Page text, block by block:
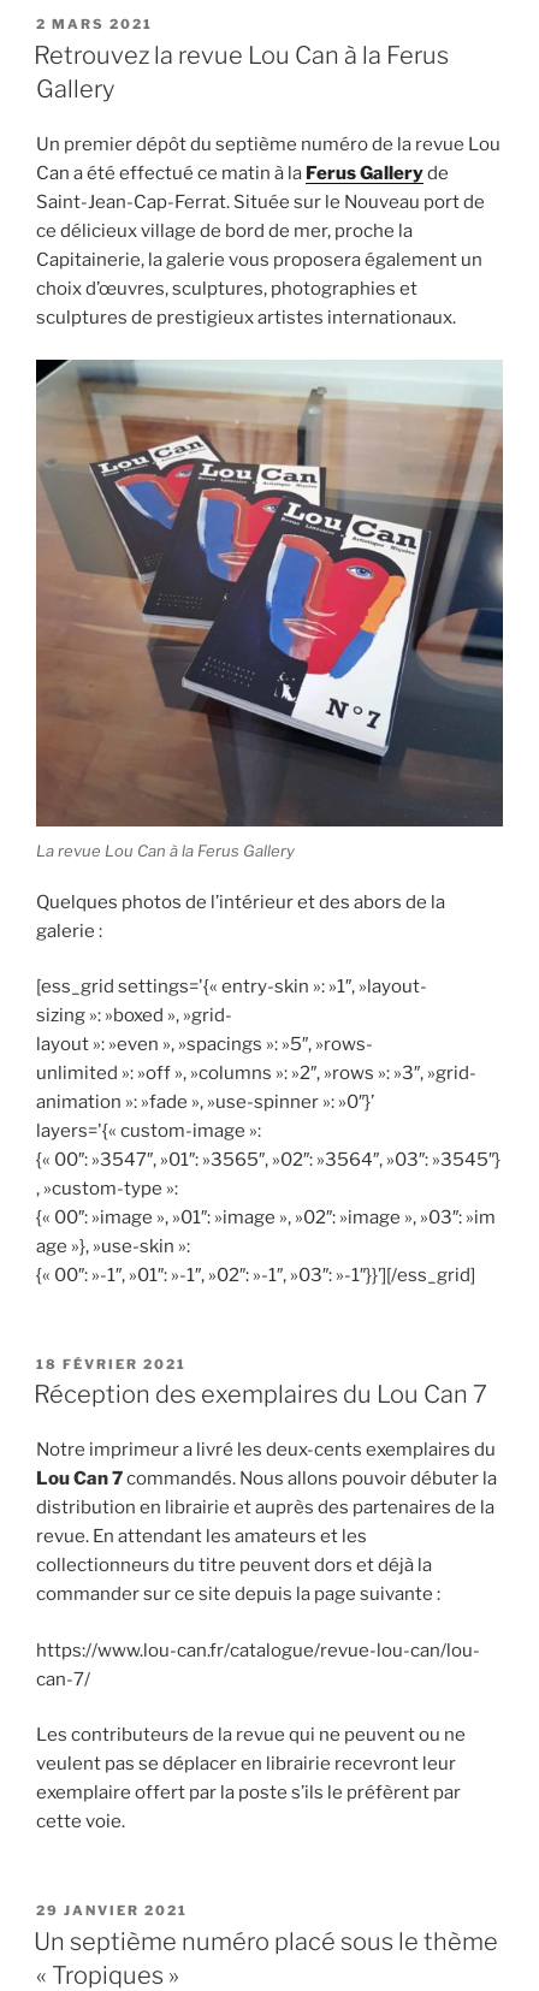
PUBLIÉ
LE
2 MARS 2021
Retrouvez la revue Lou Can à la Ferus
Gallery
Un premier dépôt du septième numéro de la revue Lou
Can a été effectué ce matin à la Ferus Galleryde
Saint-Jean-Cap-Ferrat. Située sur le Nouveau port de
ce délicieux village de bord de mer, proche la
Capitainerie, la galerie vous proposera également un
choix d’œuvres, sculptures, photographies et
sculptures de prestigieux artistes internationaux.
La revue Lou Can à la Ferus Gallery
Quelques photos de l’intérieur et des abors de la
galerie :
[ess_grid settings='{« entry-skin »: »1″, »layout-
sizing »: »boxed », »grid-
layout »: »even », »spacings »: »5″, »rows-
unlimited »: »off », »columns »: »2″, »rows »: »3″, »grid-
animation »: »fade », »use-spinner »: »0″}’
layers='{« custom-image »:
{« 00″: »3547″, »01″: »3565″, »02″: »3564″, »03″: »3545″}
, »custom-type »:
{« 00″: »image », »01″: »image », »02″: »image », »03″: »im
age »}, »use-skin »:
{« 00″: »-1″, »01″: »-1″, »02″: »-1″, »03″: »-1″}}’][/ess_grid]
PUBLIÉ
LE
18 FÉVRIER 2021
Réception des exemplaires du Lou Can 7
Notre imprimeur a livré les deux-cents exemplaires du
Lou Can 7commandés. Nous allons pouvoir débuter la
distribution en librairie et auprès des partenaires de la
revue. En attendant les amateurs et les
collectionneurs du titre peuvent dors et déjà la
commander sur ce site depuis la page suivante :
https://www.lou-can.fr/catalogue/revue-lou-can/lou-
can-7/
Les contributeurs de la revue qui ne peuvent ou ne
veulent pas se déplacer en librairie recevront leur
exemplaire offert par la poste s’ils le préfèrent par
cette voie.
PUBLIÉ
LE
29 JANVIER 2021
Un septième numéro placé sous le thème
« Tropiques »